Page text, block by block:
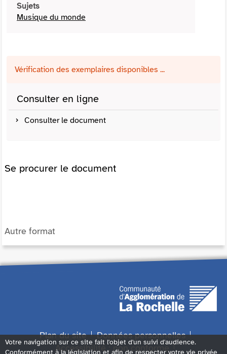
Sujets
Musique du monde
Vérification des exemplaires disponibles ...
Consulter en ligne
Consulter le document
Se procurer le document
Autre format
Plan du site
Données personnelles
Accessibilité : non conforme
Votre navigation sur ce site fait l'objet d'un suivi d'audience.
Conformément à la législation et afin de respecter votre vie privée,